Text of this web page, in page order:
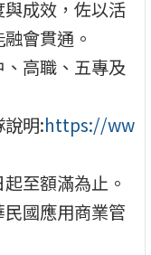
成效，佐以活
會貫通。
高職、五專及
明:https://ww
至額滿為止。
國應用商業管